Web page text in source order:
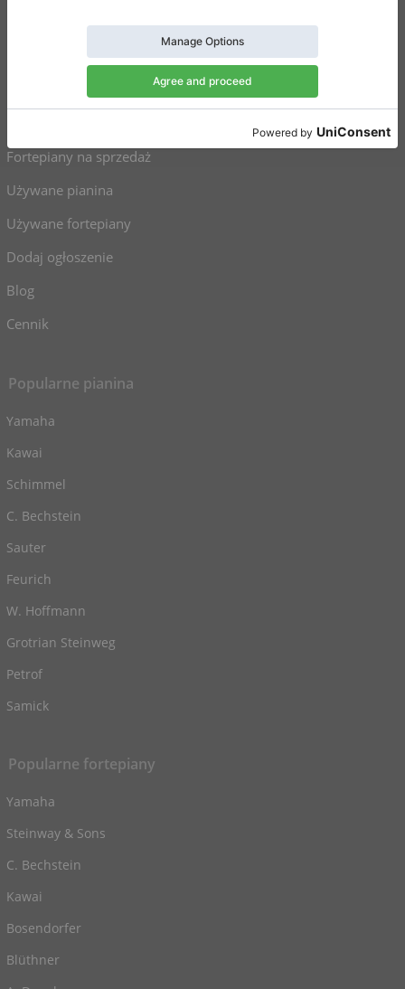
Ustawienia uzyskiwania zgody
Fortepiany na sprzedaż
Używane pianina
Używane fortepiany
Dodaj ogłoszenie
Blog
Cennik
Popularne pianina
Yamaha
Kawai
Schimmel
C. Bechstein
Sauter
Feurich
W. Hoffmann
Grotrian Steinweg
Petrof
Samick
Popularne fortepiany
Yamaha
Steinway & Sons
C. Bechstein
Kawai
Bosendorfer
Blüthner